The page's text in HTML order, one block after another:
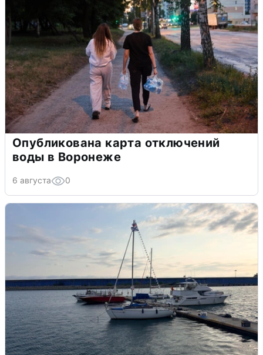
Опубликована карта отключений
воды в Воронеже
6 августа 0